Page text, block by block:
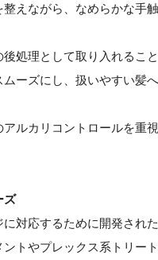
えながら、なめらかな手
後処理として取り入れるこ
ーズにし、扱いやすい髪へ
アルカリコントロールを重
ズ
対応するために開発された
トやプレックス系トリー